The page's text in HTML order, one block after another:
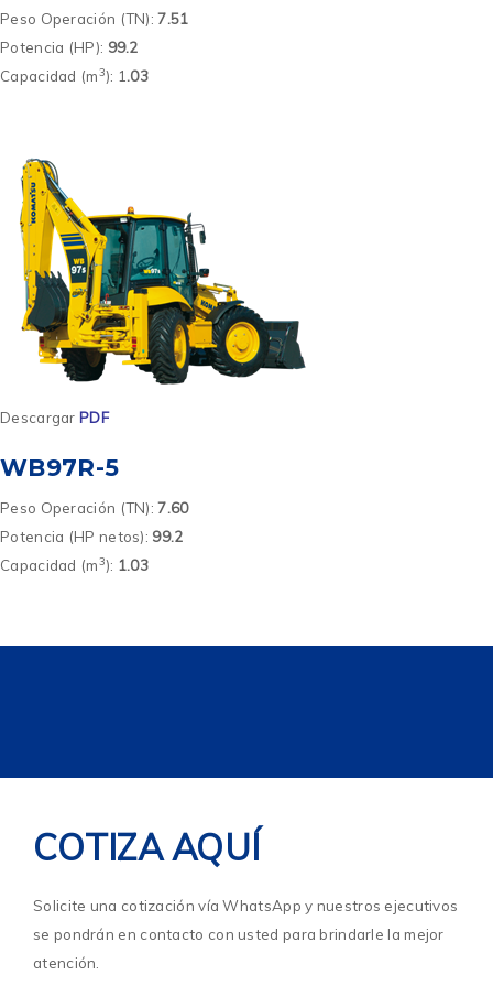
Peso Operación (TN):7.51
Potencia (HP): 99.2
Capacidad (m3): 1 .03
Descargar PDF
WB97R-5
Peso Operación (TN):7.60
Potencia (HP netos): 99.2
Capacidad (m3): 1.03
COTIZA AQUÍ
Solicite una cotización vía WhatsApp y nuestros ejecutivos
se pondrán en contacto con usted para brindarle la mejor
atención.